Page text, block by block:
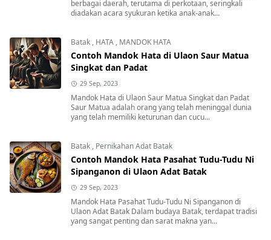
berbagai daerah, terutama di perkotaan, seringkali
diadakan acara syukuran ketika anak-anak...
Batak , HATA , MANDOK HATA
Contoh Mandok Hata di Ulaon Saur Matua
Singkat dan Padat
29 Sep, 2023
Mandok Hata di Ulaon Saur Matua Singkat dan Padat
Saur Matua adalah orang yang telah meninggal dunia
yang telah memiliki keturunan dan cucu...
Batak , Pernikahan Adat Batak
Contoh Mandok Hata Pasahat Tudu-Tudu Ni
Sipanganon di Ulaon Adat Batak
29 Sep, 2023
Mandok Hata Pasahat Tudu-Tudu Ni Sipanganon di
Ulaon Adat Batak Dalam budaya Batak, terdapat tradisi
yang sangat penting dan sarat makna yan...